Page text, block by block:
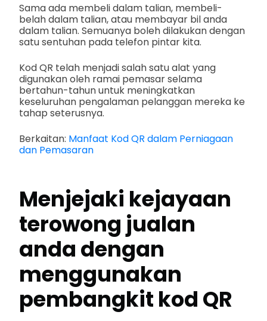
Sama ada membeli dalam talian, membeli-
belah dalam talian, atau membayar bil anda
dalam talian. Semuanya boleh dilakukan dengan
satu sentuhan pada telefon pintar kita.
Kod QR telah menjadi salah satu alat yang
digunakan oleh ramai pemasar selama
bertahun-tahun untuk meningkatkan
keseluruhan pengalaman pelanggan mereka ke
tahap seterusnya.
Berkaitan: Manfaat Kod QR dalam Perniagaan
dan Pemasaran
Menjejaki kejayaan
terowong jualan
anda dengan
menggunakan
pembangkit kod QR